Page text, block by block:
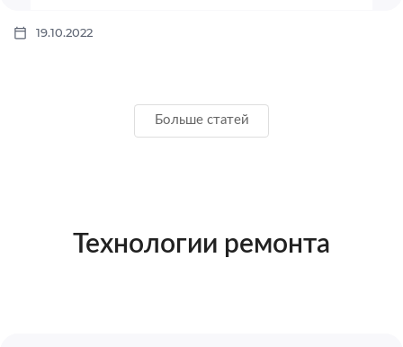
19.10.2022
Больше статей
Технологии ремонта